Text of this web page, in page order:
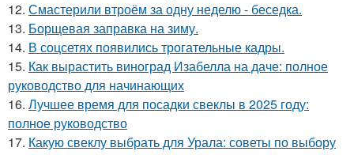
12. Смастерили втроём за одну неделю - беседка.
13. Борщевая заправка на зиму.
14. В соцсетях появились трогательные кадры.
15. Как вырастить виноград Изабелла на даче: полное
руководство для начинающих
16. Лучшее время для посадки свеклы в 2025 году:
полное руководство
17. Какую свеклу выбрать для Урала: советы по выбору